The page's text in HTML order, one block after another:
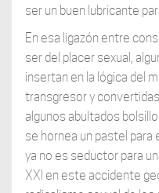
ser un buen lubricante
En esa ligazón entre
ser del placer sexual,
insertan en la lógica del
transgresor y
algunos abultados
se hornea un pastel para
ya no es seductor para
XXI en este accidente